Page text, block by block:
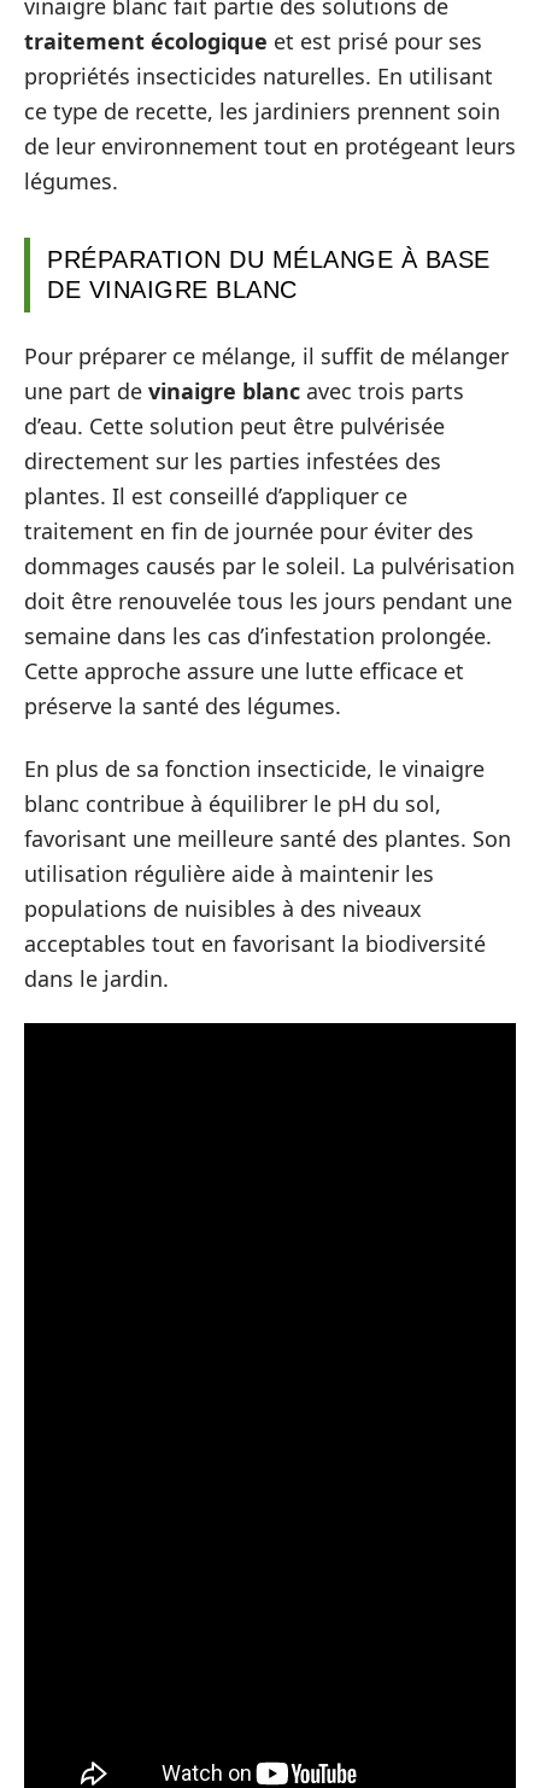
traitement écologique et est prisé pour ses
propriétés insecticides naturelles. En utilisant
ce type de recette, les jardiniers prennent soin
de leur environnement tout en protégeant leurs
légumes.
PRÉPARATION DU MÉLANGE À BASE
DE VINAIGRE BLANC
Pour préparer ce mélange, il suffit de mélanger
une part de vinaigre blanc avec trois parts
d’eau. Cette solution peut être pulvérisée
directement sur les parties infestées des
plantes. Il est conseillé d’appliquer ce
traitement en fin de journée pour éviter des
dommages causés par le soleil. La pulvérisation
doit être renouvelée tous les jours pendant une
semaine dans les cas d’infestation prolongée.
Cette approche assure une lutte efficace et
préserve la santé des légumes.
En plus de sa fonction insecticide, le vinaigre
blanc contribue à équilibrer le pH du sol,
favorisant une meilleure santé des plantes. Son
utilisation régulière aide à maintenir les
populations de nuisibles à des niveaux
acceptables tout en favorisant la biodiversité
dans le jardin.